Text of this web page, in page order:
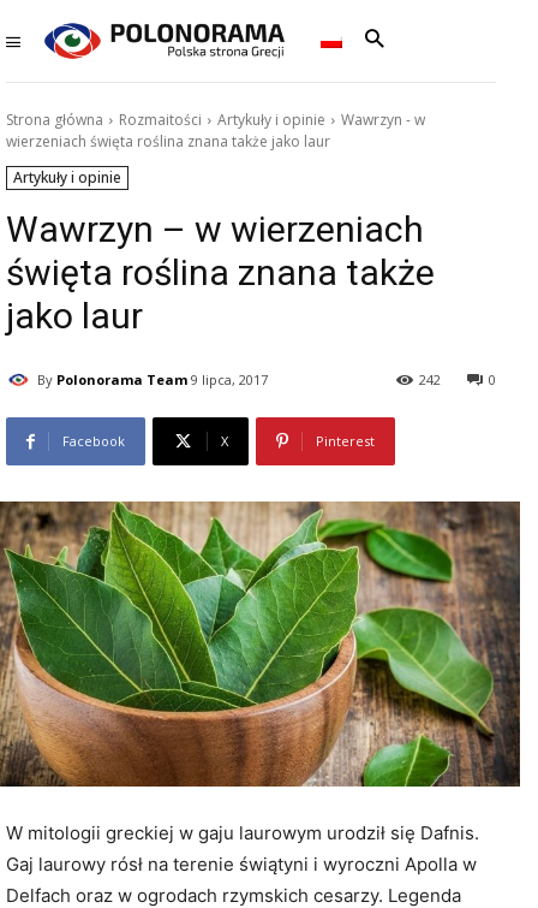
Strona główna Rozmaitości Artykuły i opinie
Wawrzyn - w
wierzeniach święta roślina znana także jako laur
Artykuły i opinie
Wawrzyn – w wierzeniach
święta roślina znana także
jako laur
By Polonorama Team 9 lipca, 2017 0
242
Facebook X Pinterest
W mitologii greckiej w gaju laurowym urodził się Dafnis.
Gaj laurowy rósł na terenie świątyni i wyroczni Apolla w
Delfach oraz w ogrodach rzymskich cesarzy. Legenda